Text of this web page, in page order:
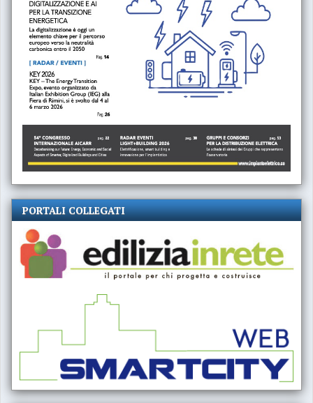
PORTALI COLLEGATI